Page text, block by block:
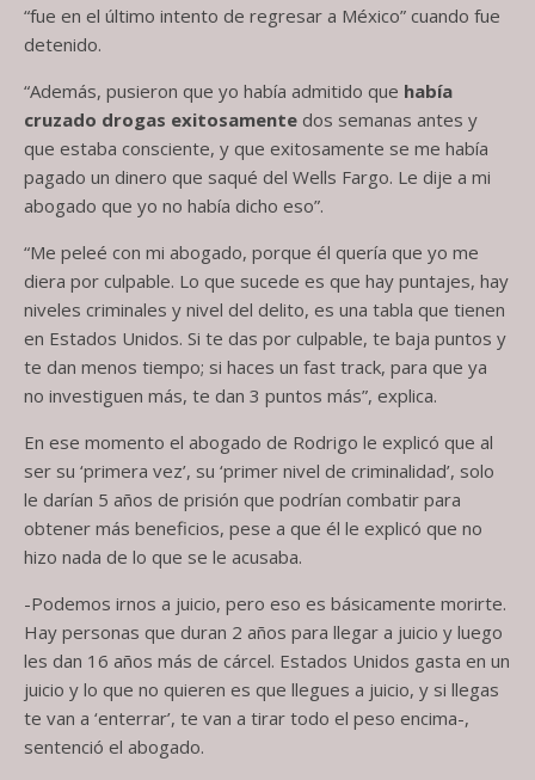
“fue en el último intento de regresar a México” cuando fue
detenido.
“Además, pusieron que yo había admitido que había
cruzado drogas exitosamente dos semanas antes y
que estaba consciente, y que exitosamente se me había
pagado un dinero que saqué del Wells Fargo. Le dije a mi
abogado que yo no había dicho eso”.
“Me peleé con mi abogado, porque él quería que yo me
diera por culpable. Lo que sucede es que hay puntajes, hay
niveles criminales y nivel del delito, es una tabla que tienen
en Estados Unidos. Si te das por culpable, te baja puntos y
te dan menos tiempo; si haces un fast track, para que ya
no investiguen más, te dan 3 puntos más”, explica.
En ese momento el abogado de Rodrigo le explicó que al
ser su ‘primera vez’, su ‘primer nivel de criminalidad’, solo
le darían 5 años de prisión que podrían combatir para
obtener más beneficios, pese a que él le explicó que no
hizo nada de lo que se le acusaba.
-Podemos irnos a juicio, pero eso es básicamente morirte.
Hay personas que duran 2 años para llegar a juicio y luego
les dan 16 años más de cárcel. Estados Unidos gasta en un
juicio y lo que no quieren es que llegues a juicio, y si llegas
te van a ‘enterrar’, te van a tirar todo el peso encima-,
sentenció el abogado.